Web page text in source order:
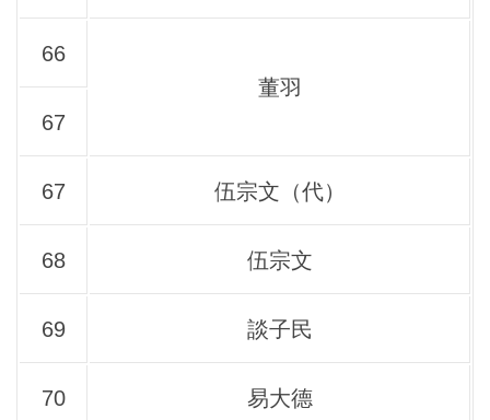
66
董羽
67
67 伍宗文（代）
68 伍宗文
69 談子民
70 易大德